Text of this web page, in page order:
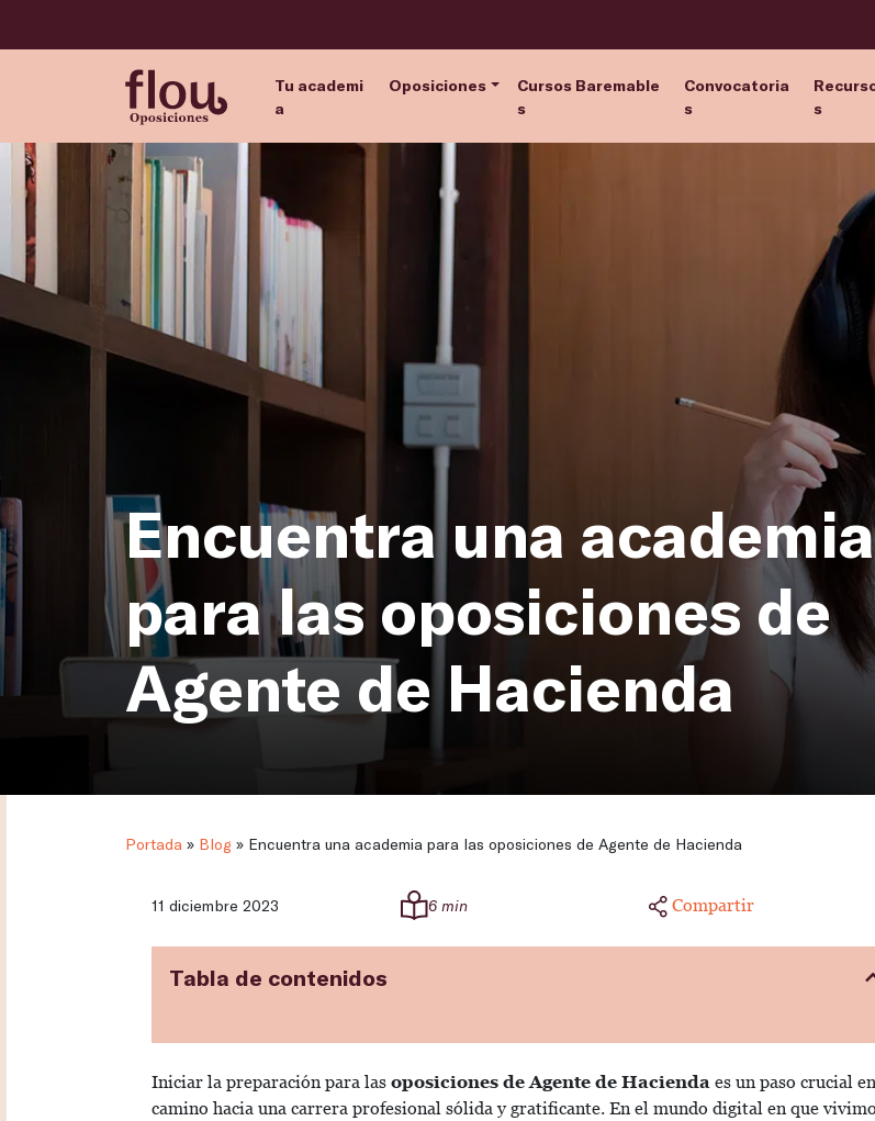
Tu academi
a
Oposiciones
Cursos Baremable
s
Convocatoria
s
s
Encuentra una academia
para las oposiciones de
Agente de Hacienda
Portada » Blog » Encuentra una academia para las oposiciones de Agente de Hacienda
11 diciembre 2023 6 min Compartir
Tabla de contenidos
Iniciar la preparación para las oposiciones de Agente de Hacienda es un paso crucial
camino hacia una carrera profesional sólida y gratificante. En el mundo digital en que